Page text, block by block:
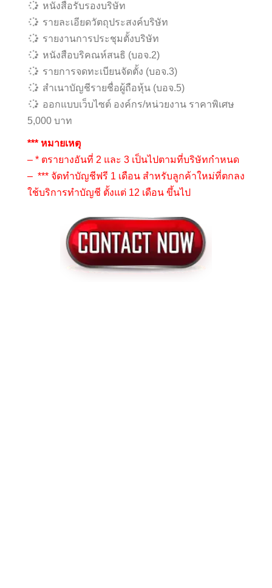
หนังสือรับรองบริษัท
รายละเอียดวัตถุประสงค์บริษัท
รายงานการประชุมตั้งบริษัท
หนังสือบริคณห์สนธิ (บอจ.2)
รายการจดทะเบียนจัดตั้ง (บอจ.3)
สำเนาบัญชีรายชื่อผู้ถือหุ้น (บอจ.5)
ออกแบบเว็บไซต์ องค์กร/หน่วยงาน ราคาพิเศษ
5,000 บาท
*** หมายเหตุ
– * ตรายางอันที่ 2 และ 3 เป็นไปตามที่บริษัทกำหนด
– *** จัดทำบัญชีฟรี 1 เดือน สำหรับลูกค้าใหม่ที่ตกลง
ใช้บริการทำบัญชี ตั้งแต่ 12 เดือน ขึ้นไป